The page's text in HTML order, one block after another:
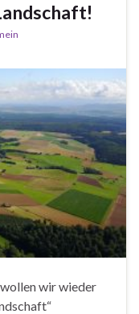
wollen wir wieder